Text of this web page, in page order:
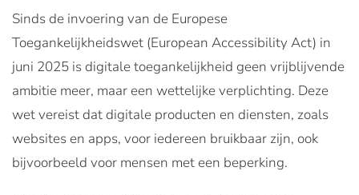
Sinds de invoering van de Europese
Toegankelijkheidswet (European Accessibility Act) in
juni 2025 is digitale toegankelijkheid geen vrijblijvende
ambitie meer, maar een wettelijke verplichting. Deze
wet vereist dat digitale producten en diensten, zoals
websites en apps, voor iedereen bruikbaar zijn, ook
bijvoorbeeld voor mensen met een beperking.